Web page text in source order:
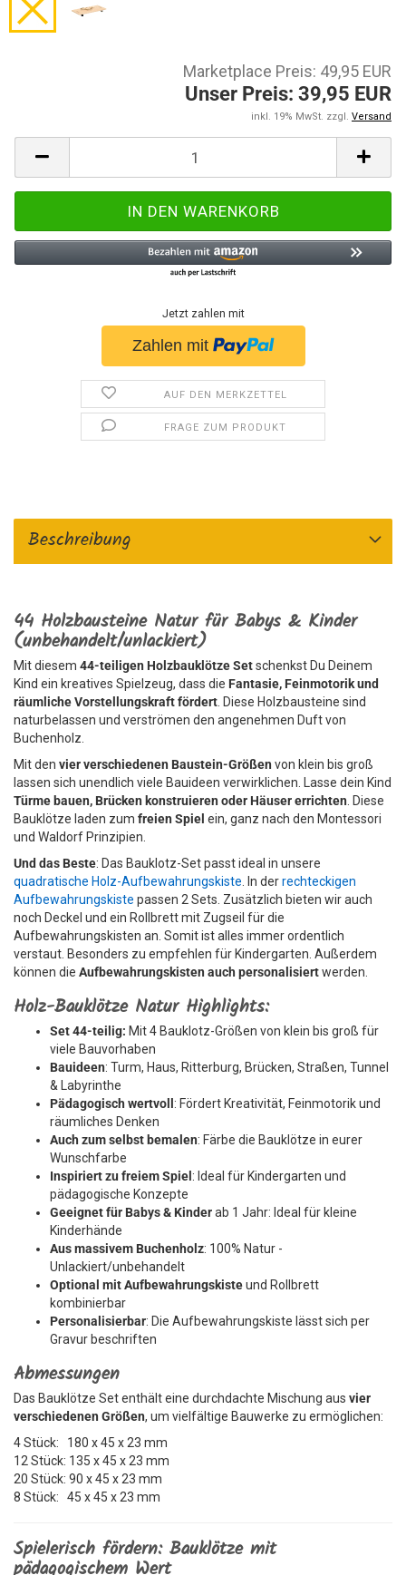
Marketplace Preis: 49,95 EUR
Unser Preis: 39,95 EUR
inkl. 19% MwSt. zzgl. Versand
Jetzt zahlen mit
AUF DEN MERKZETTEL
FRAGE ZUM PRODUKT
Beschreibung
44 Holzbausteine Natur für Babys & Kinder
(unbehandelt/unlackiert)
Mit diesem 44-teiligen Holzbauklötze Setschenkst Du Deinem
Kind ein kreatives Spielzeug, dass die Fantasie, Feinmotorik und
räumliche Vorstellungskraft fördert . Diese Holzbausteine sind
naturbelassen und verströmen den angenehmen Duft von
Buchenholz.
Mit den vier verschiedenen Baustein-Größen von klein bis groß
lassen sich unendlich viele Bauideen verwirklichen. Lasse dein Kind
Türme bauen, Brücken konstruieren oder Häuser errichten . Diese
Bauklötze laden zum freien Spiel ein, ganz nach den Montessori
und Waldorf Prinzipien.
Und das Beste: Das Bauklotz-Set passt ideal in unsere
quadratische Holz-Aufbewahrungskiste . In derrechteckigen
Aufbewahrungskiste passen 2 Sets. Zusätzlich bieten wir auch
noch Deckel und ein Rollbrett mit Zugseil für die
Aufbewahrungskisten an. Somit ist alles immer ordentlich
verstaut. Besonders zu empfehlen für Kindergarten. Außerdem
können die Aufbewahrungskisten auch personalisiertwerden.
Holz-Bauklötze Natur Highlights:
Set 44-teilig: Mit 4 Bauklotz-Größen von klein bis groß für
viele Bauvorhaben
Bauideen: Turm, Haus, Ritterburg, Brücken, Straßen, Tunnel
& Labyrinthe
Pädagogisch wertvoll : Fördert Kreativität, Feinmotorik und
räumliches Denken
Auch zum selbst bemalen: Färbe die Bauklötze in eurer
Wunschfarbe
Inspiriert zu freiem Spiel : Ideal für Kindergarten und
pädagogische Konzepte
Geeignet für Babys & Kinderab 1 Jahr: Ideal für kleine
Kinderhände
Aus massivem Buchenholz: 100% Natur -
Unlackiert/unbehandelt
Optional mit Aufbewahrungskisteund Rollbrett
kombinierbar
Personalisierbar: Die Aufbewahrungskiste lässt sich per
Gravur beschriften
Abmessungen
Das Bauklötze Set enthält eine durchdachte Mischung aus vier
verschiedenen Größen, um vielfältige Bauwerke zu ermöglichen:
4 Stück: 180 x 45 x 23 mm
12 Stück: 135 x 45 x 23 mm
20 Stück: 90 x 45 x 23 mm
8 Stück: 45 x 45 x 23 mm
Spielerisch fördern: Bauklötze mit